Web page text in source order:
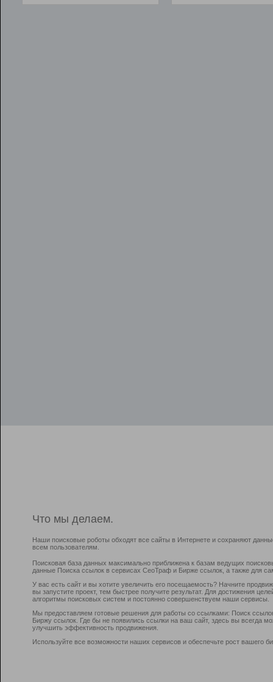
Что мы делаем.
Наши поисковые роботы обходят все сайты в Интернете и сохраняют
всем пользователям.
Поисковая база данных максимально приближена к базам ведущих
данные Поиска ссылок в сервисах СеоТраф и Бирже ссылок, а также для
У вас есть сайт и вы хотите увеличить его посещаемость? Начните
вы запустите проект, тем быстрее получите результат. Для достижения
алгоритмы поисковых систем и постоянно совершенствуем наши сервисы.
Мы предоставляем готовые решения для работы со ссылками: Поиск
Биржу ссылок. Где бы не появились ссылки на ваш сайт, здесь вы всегда
улучшить эффективность продвижения.
Используйте все возможности наших сервисов и обеспечьте рост вашего